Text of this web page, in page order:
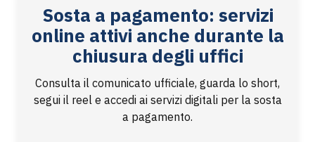
Sosta a pagamento: servizi
online attivi anche durante la
chiusura degli uffici
Consulta il comunicato ufficiale, guarda lo short,
segui il reel e accedi ai servizi digitali per la sosta
a pagamento.